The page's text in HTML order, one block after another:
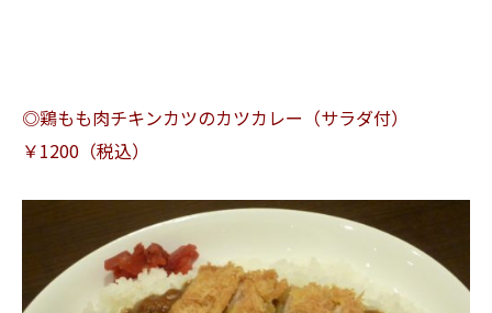
◎鶏もも肉チキンカツのカツカレー（サラダ付）
￥1200（税込）